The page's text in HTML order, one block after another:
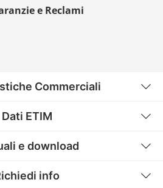
e Reclami
Commerciali
Dati ETIM
e download
info